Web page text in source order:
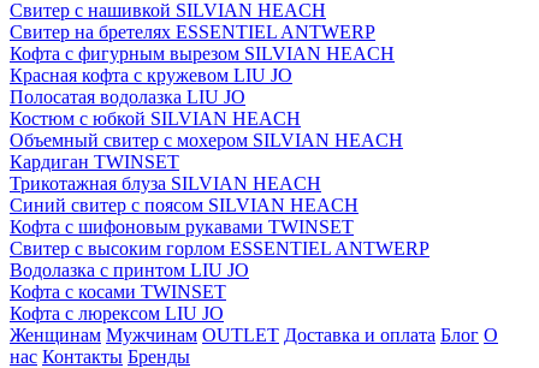
Свитер с нашивкой SILVIAN HEACH
Свитер на бретелях ESSENTIEL ANTWERP
Кофта с фигурным вырезом SILVIAN HEACH
Красная кофта с кружевом LIU JO
Полосатая водолазка LIU JO
Костюм с юбкой SILVIAN HEACH
Объемный свитер с мохером SILVIAN HEACH
Кардиган TWINSET
Трикотажная блуза SILVIAN HEACH
Синий свитер с поясом SILVIAN HEACH
Кофта с шифоновым рукавами TWINSET
Свитер с высоким горлом ESSENTIEL ANTWERP
Водолазка с принтом LIU JO
Кофта с косами TWINSET
Кофта с люрексом LIU JO
Женщинам Мужчинам OUTLET Доставка и оплата Блог О
нас Контакты Бренды